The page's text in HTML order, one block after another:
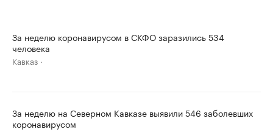
За неделю коронавирусом в СКФО заразились 534
человека
Кавказ
За неделю на Северном Кавказе выявили 546 заболевших
коронавирусом